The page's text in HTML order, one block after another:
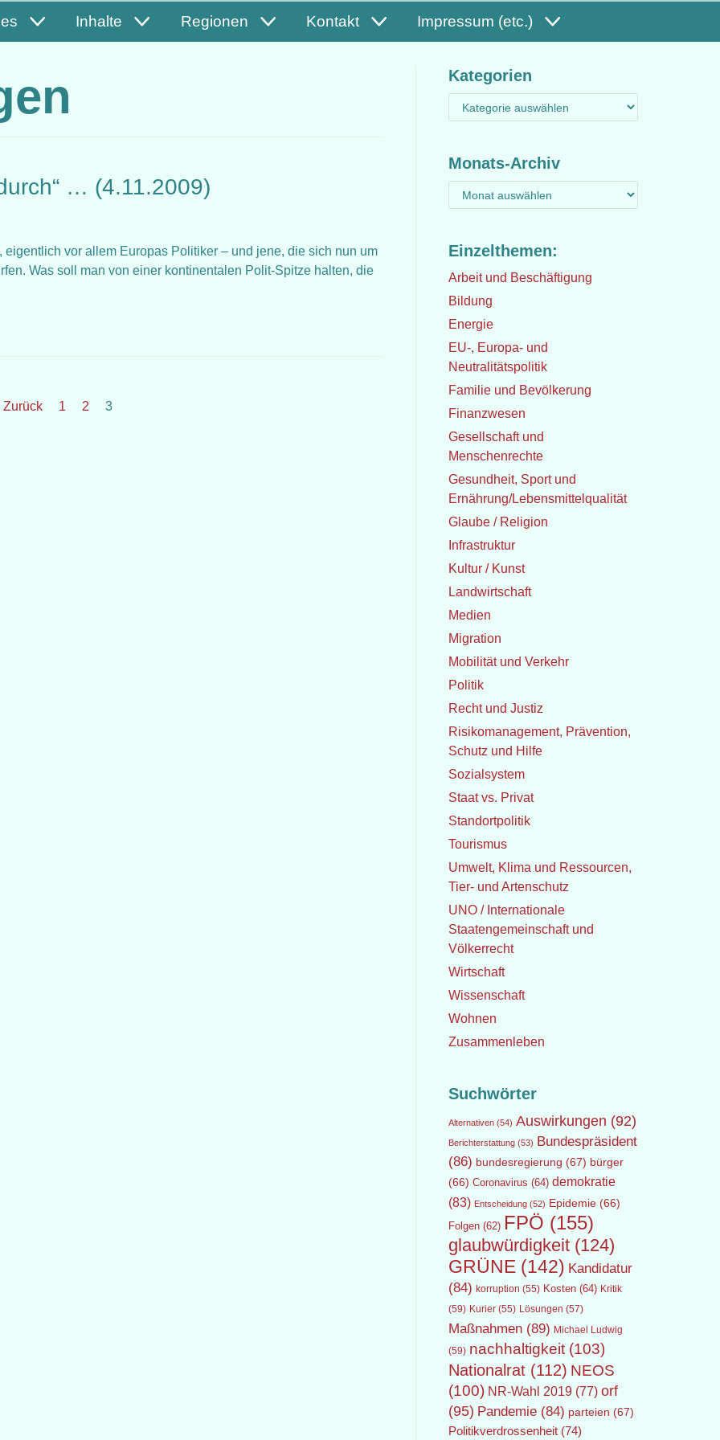
Inhalte Regionen Kontakt Impressum (etc.)
… (4.11.2009)
vor allem Europas Politiker – und jene, die sich nun um
Was soll man von einer kontinentalen Polit-Spitze halten, die
Zurück 1 2 3
Kategorien
Monats-Archiv
Einzelthemen:
Arbeit und Beschäftigung
Bildung
Energie
EU-, Europa- und
Neutralitätspolitik
Familie und Bevölkerung
Finanzwesen
Gesellschaft und
Menschenrechte
Gesundheit, Sport und
Ernährung/Lebensmittelqualität
Glaube / Religion
Infrastruktur
Kultur / Kunst
Landwirtschaft
Medien
Migration
Mobilität und Verkehr
Politik
Recht und Justiz
Risikomanagement, Prävention,
Schutz und Hilfe
Sozialsystem
Staat vs. Privat
Standortpolitik
Tourismus
Umwelt, Klima und Ressourcen,
Tier- und Artenschutz
UNO / Internationale
Staatengemeinschaft und
Völkerrecht
Wirtschaft
Wissenschaft
Wohnen
Zusammenleben
Suchwörter
Alternativen(54) Auswirkungen (92)
Berichterstattung(53) Bundespräsident
(86) bundesregierung (67) bürger
(66) Coronavirus (64) demokratie
(83) Entscheidung(52) Epidemie(66)
Folgen(62) FPÖ (155)
glaubwürdigkeit(124)
GRÜNE(142) Kandidatur
(84) korruption (55) Kosten(64) Kritik
(59) Kurier(55) Lösungen (57)
Maßnahmen(89) Michael Ludwig
(59) nachhaltigkeit(103)
Nationalrat(112) NEOS
(100) NR-Wahl 2019(77) orf
(95) Pandemie(84) parteien (67)
Politikverdrossenheit(74)